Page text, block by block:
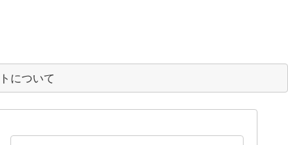
について